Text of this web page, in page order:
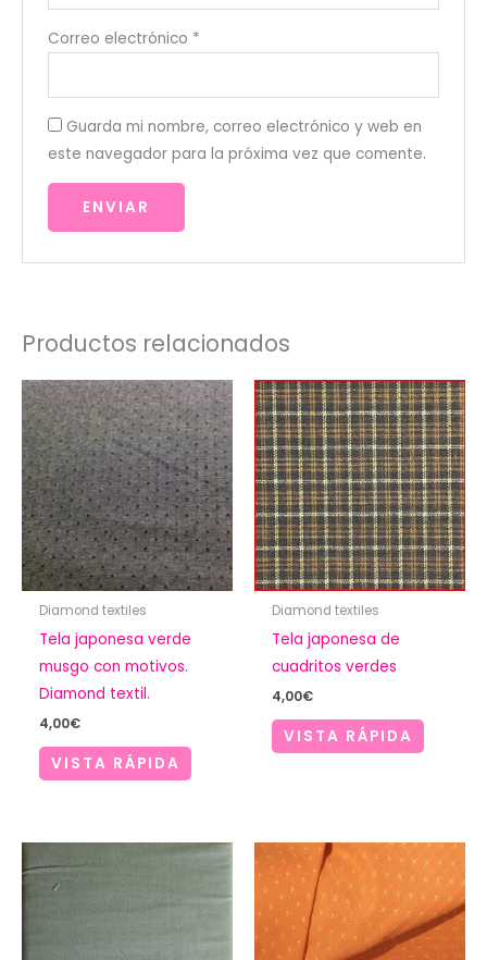
Correo electrónico *
Guarda mi nombre, correo electrónico y web en
este navegador para la próxima vez que comente.
Productos relacionados
Diamond textiles
Tela japonesa verde
musgo con motivos.
Diamond textil.
4,00€
VISTA RÁPIDA
Diamond textiles
Tela japonesa de
cuadritos verdes
4,00€
VISTA RÁPIDA